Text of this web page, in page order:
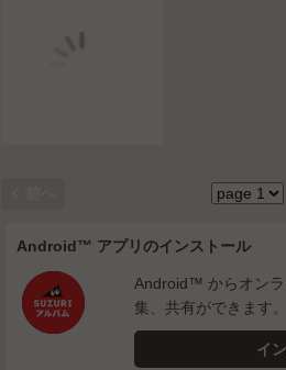
Android™ アプリのインストール
Android™ からオン
集、共有ができます。
イ